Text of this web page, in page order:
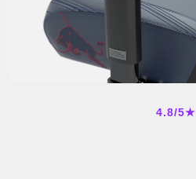
4.8/5★